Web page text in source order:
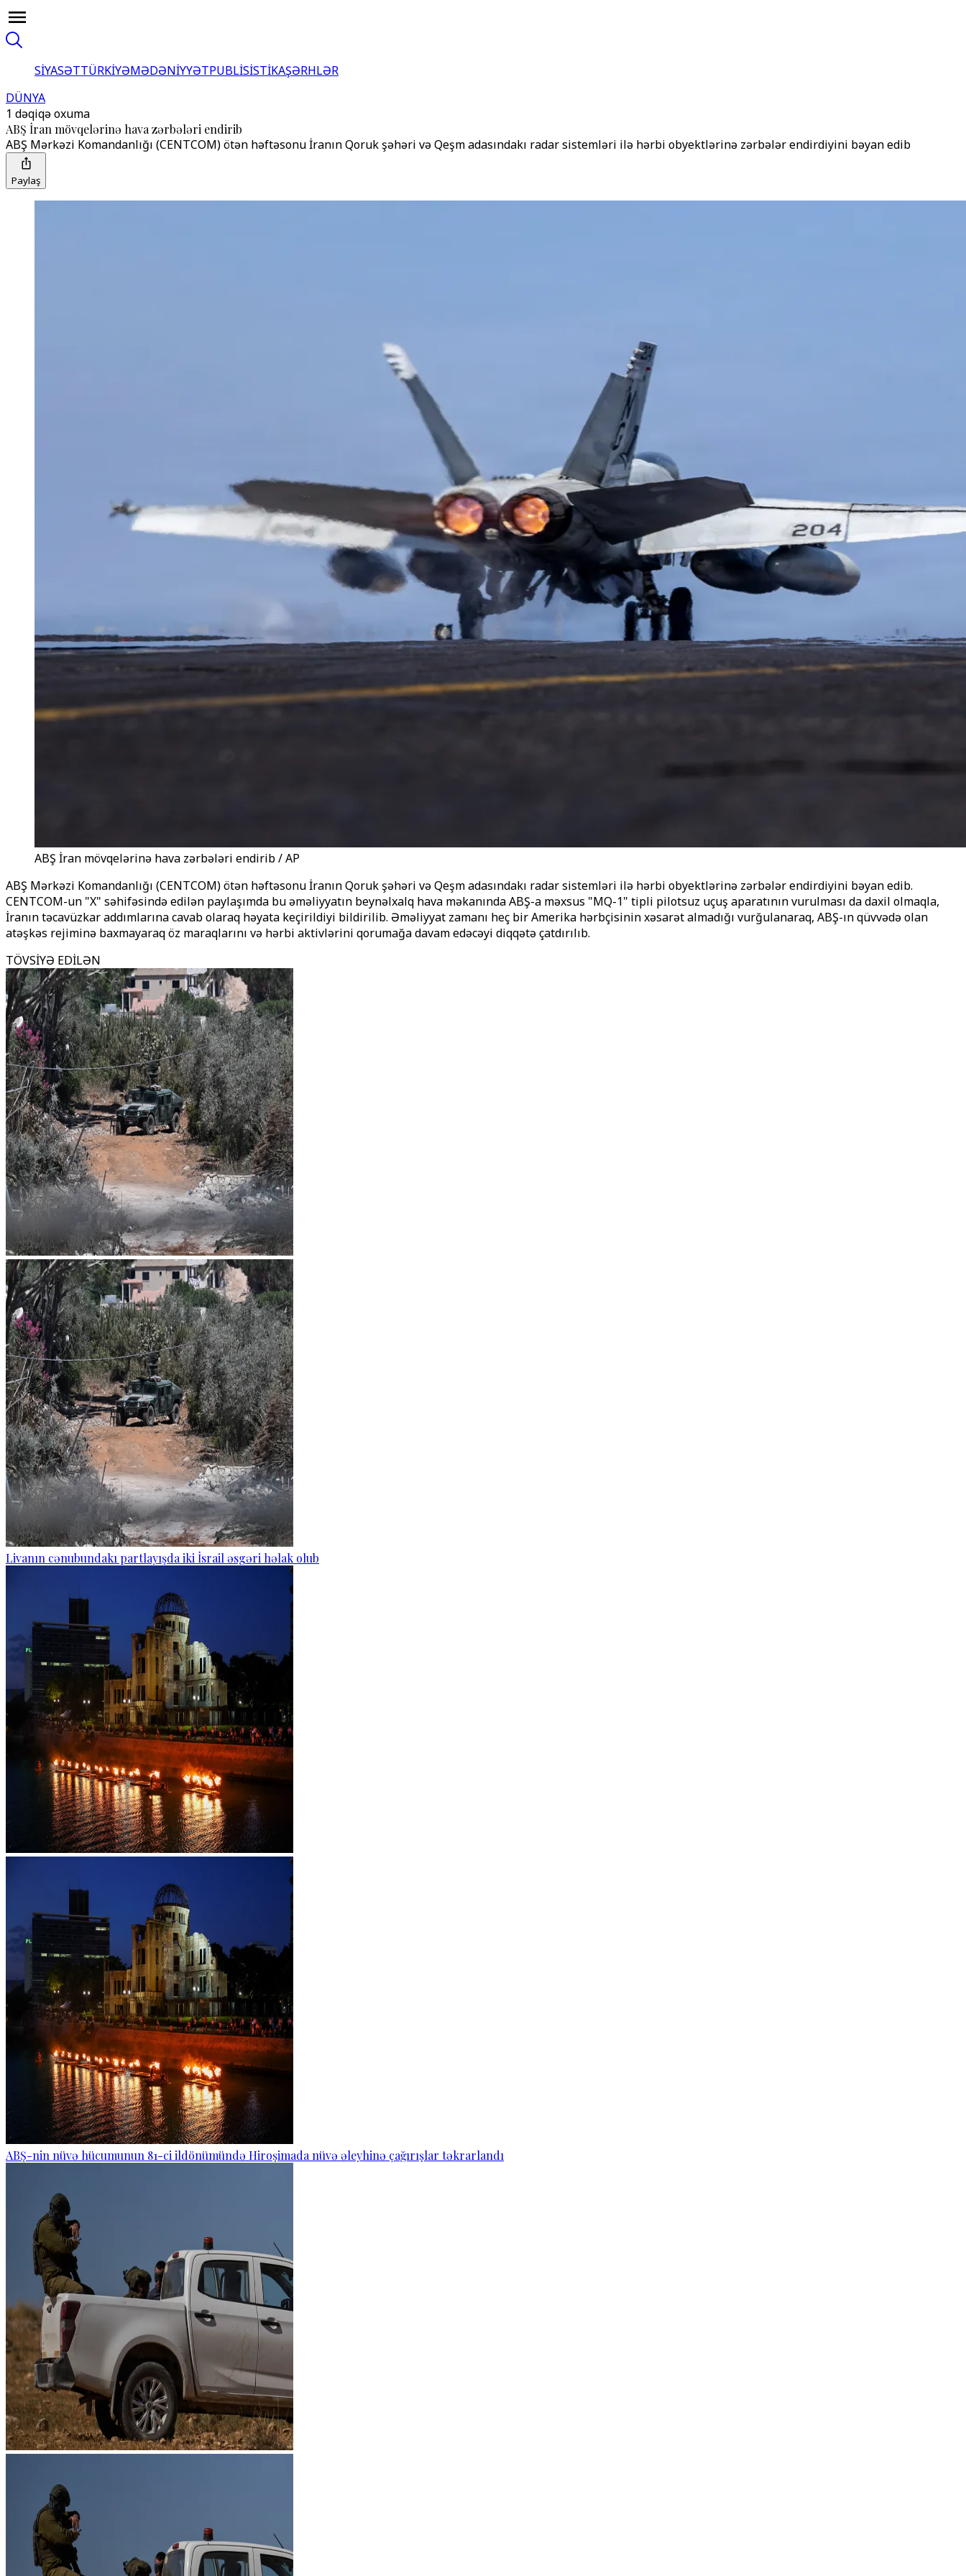
SİYASƏTTÜRKİYƏMƏDƏNİYYƏTPUBLİSİSTİKAŞƏRHLƏR
DÜNYA
1 dəqiqə oxuma
ABŞ İran mövqelərinə hava zərbələri endirib
ABŞ Mərkəzi Komandanlığı (CENTCOM) ötən həftəsonu İranın Qoruk şəhəri və Qeşm adasındakı radar sistemləri ilə hərbi obyektlərinə zərbələr endirdiyini bəyan edib
Paylaş
ABŞ İran mövqelərinə hava zərbələri endirib / AP
ABŞ Mərkəzi Komandanlığı (CENTCOM) ötən həftəsonu İranın Qoruk şəhəri və Qeşm adasındakı radar sistemləri ilə hərbi obyektlərinə zərbələr endirdiyini bəyan edib.
CENTCOM-un "X" səhifəsində edilən paylaşımda bu əməliyyatın beynəlxalq hava məkanında ABŞ-a məxsus "MQ-1" tipli pilotsuz uçuş aparatının vurulması da daxil olmaqla,
İranın təcavüzkar addımlarına cavab olaraq həyata keçirildiyi bildirilib. Əməliyyat zamanı heç bir Amerika hərbçisinin xəsarət almadığı vurğulanaraq, ABŞ-ın qüvvədə olan
atəşkəs rejiminə baxmayaraq öz maraqlarını və hərbi aktivlərini qorumağa davam edəcəyi diqqətə çatdırılıb.
TÖVSİYƏ EDİLƏN
Livanın cənubundakı partlayışda iki İsrail əsgəri həlak olub
ABŞ-nin nüvə hücumunun 81-ci ildönümündə Hiroşimada nüvə əleyhinə çağırışlar təkrarlandı